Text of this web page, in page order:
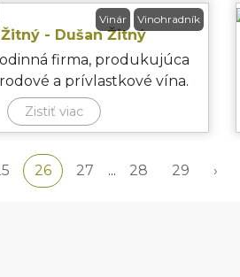
Vinár Vinohradník
- Dušan Žitný
firma, produkujúca
a prívlastkové vína.
vinárstva: 1998
Zistiť viac
26 27 ... 28 29 ›